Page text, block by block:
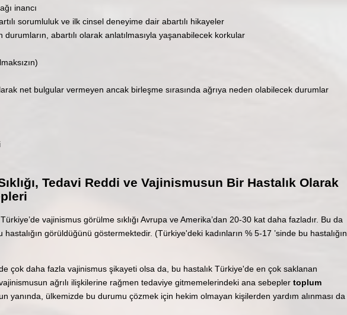
inancı
sorumluluk ve ilk cinsel deneyime dair abartılı hikayeler
abartılı olarak anlatılmasıyla yaşanabilecek korkular
net bulgular vermeyen ancak birleşme sırasında ağrıya neden olabilecek durumlar
Tedavi Reddi ve Vajinismusun Bir Hastalık Olarak
vajinismus görülme sıklığı Avrupa ve Amerika’dan 20-30 kat daha fazladır. Bu da
görüldüğünü göstermektedir. (Türkiye'deki kadınların % 5-17 ’sinde bu hastalığın
çok daha fazla vajinismus şikayeti olsa da, bu hastalık Türkiye'de en çok saklanan
vajinismusun ağrılı ilişkilerine rağmen tedaviye gitmemelerindeki ana sebepler toplum
yanında, ülkemizde bu durumu çözmek için hekim olmayan kişilerden yardım alınması da